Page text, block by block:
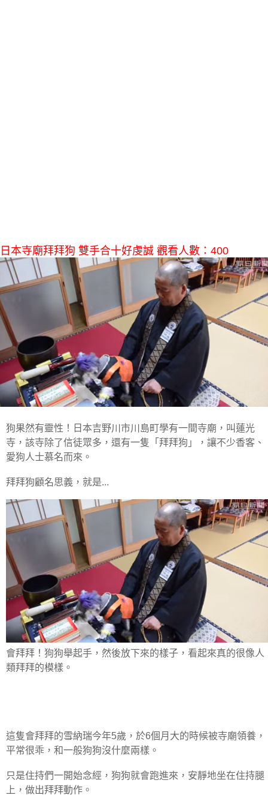
日本寺廟拜拜狗 雙手合十好虔誠 觀看人數：400
狗果然有靈性！日本吉野川市川島町學有一間寺廟，叫蓮光
寺，該寺除了信徒眾多，還有一隻「拜拜狗」，讓不少香客、
愛狗人士慕名而來。
拜拜狗顧名思義，就是...
會拜拜！狗狗舉起手，然後放下來的樣子，看起來真的很像人
類拜拜的模樣。
這隻會拜拜的雪納瑞今年5歲，於6個月大的時候被寺廟領養，
平常很乖，和一般狗狗沒什麼兩樣。
只是住持們一開始念經，狗狗就會跑進來，安靜地坐在住持腿
上，做出拜拜動作。